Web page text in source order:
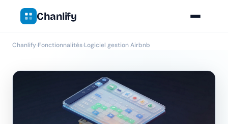
Chanlify
Chanlify›Fonctionnalités›Logiciel gestion Airbnb